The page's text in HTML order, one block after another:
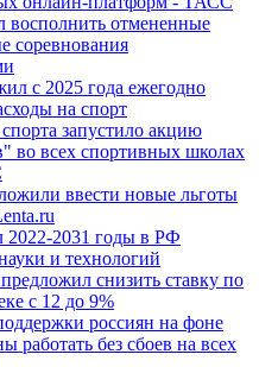
восполнить отмененные
соревнования
с 2025 года ежегодно
на спорт
запустило акцию
во всех спортивных школах
ввести новые льготы
2022-2031 годы в РФ
и технологий
снизить ставку по
с 12 до 9%
россиян на фоне
работать без сбоев на всех